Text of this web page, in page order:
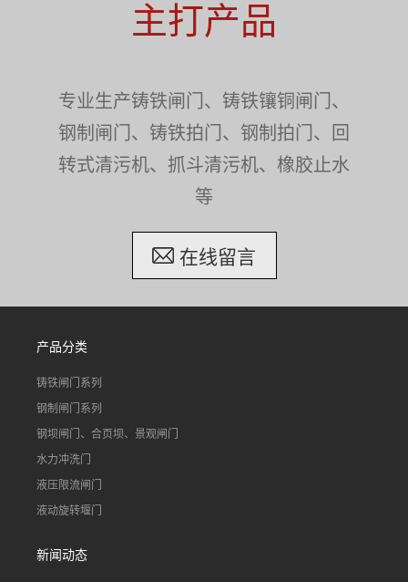
主打产品
专业生产铸铁闸门、铸铁镶铜闸门、
钢制闸门、铸铁拍门、钢制拍门、回
转式清污机、抓斗清污机、橡胶止水
等
在线留言
产品分类
铸铁闸门系列
钢制闸门系列
钢坝闸门、合页坝、景观闸门
水力冲洗门
液压限流闸门
液动旋转堰门
新闻动态